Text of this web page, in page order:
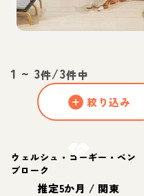
1 ~ 3件/3件中
絞り込み
ウェルシュ・コーギー・ペン
ブローク
推定5か月 / 関東